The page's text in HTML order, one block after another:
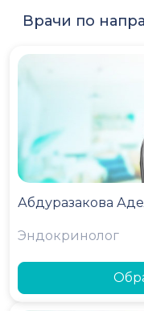
Врачи по
Абдуразакова
Эндокринолог